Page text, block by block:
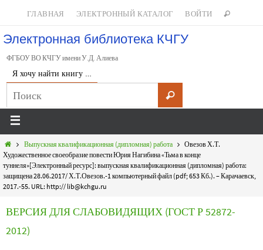
ГЛАВНАЯ ЭЛЕКТРОННЫЙ КАТАЛОГ ВОЙТИ
Электронная библиотека КЧГУ
ФГБОУ ВО КЧГУ имени У.Д. Алиева
Я хочу найти книгу …
Выпускная квалификационная (дипломная) работа
Овезов Х.Т.
Художественное своеобразие повести Юрия Нагибина «Тьма в конце
туннеля»[Электронный ресурс]: выпускная квалификационная (дипломная) работа:
защищена 28.06.2017/ Х.Т.Овезов.-1 компьютерный файл (pdf; 653 Кб.). – Карачаевск,
2017.-55. URL: http:// lib@kchgu.ru
ВЕРСИЯ ДЛЯ СЛАБОВИДЯЩИХ (ГОСТ Р 52872-
2012)